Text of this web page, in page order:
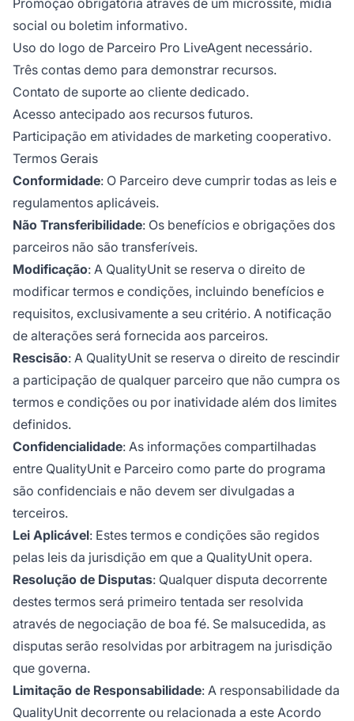
social ou boletim informativo.
Uso do logo de Parceiro Pro LiveAgent necessário.
Três contas demo para demonstrar recursos.
Contato de suporte ao cliente dedicado.
Acesso antecipado aos recursos futuros.
Participação em atividades de marketing cooperativo.
Termos Gerais
Conformidade: O Parceiro deve cumprir todas as leis e
regulamentos aplicáveis.
Não Transferibilidade: Os benefícios e obrigações dos
parceiros não são transferíveis.
Modificação: A QualityUnit se reserva o direito de
modificar termos e condições, incluindo benefícios e
requisitos, exclusivamente a seu critério. A notificação
de alterações será fornecida aos parceiros.
Rescisão: A QualityUnit se reserva o direito de rescindir
a participação de qualquer parceiro que não cumpra os
termos e condições ou por inatividade além dos limites
definidos.
Confidencialidade: As informações compartilhadas
entre QualityUnit e Parceiro como parte do programa
são confidenciais e não devem ser divulgadas a
terceiros.
Lei Aplicável: Estes termos e condições são regidos
pelas leis da jurisdição em que a QualityUnit opera.
Resolução de Disputas: Qualquer disputa decorrente
destes termos será primeiro tentada ser resolvida
através de negociação de boa fé. Se malsucedida, as
disputas serão resolvidas por arbitragem na jurisdição
que governa.
Limitação de Responsabilidade: A responsabilidade da
QualityUnit decorrente ou relacionada a este Acordo